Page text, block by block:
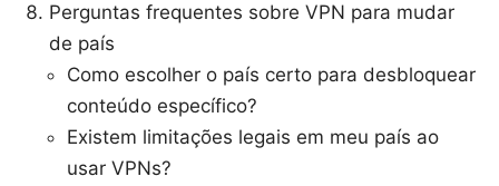
Perguntas frequentes sobre VPN para mudar
de país
Como escolher o país certo para desbloquear
conteúdo específico?
Existem limitações legais em meu país ao
usar VPNs?